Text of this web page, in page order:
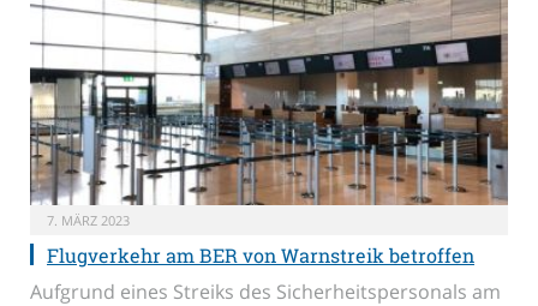
7. MÄRZ 2023
Flugverkehr am BER von Warnstreik betroffen
Aufgrund eines Streiks des Sicherheitspersonals am